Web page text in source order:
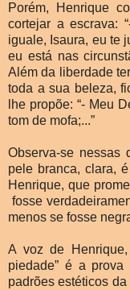
Porém, Henrique
cortejar a escrava:
iguale, Isaura, eu te
eu está nas
Além da liberdade
toda a sua beleza,
lhe propõe: “- Meu
tom de mofa;...”
Observa-se nessas
pele branca, clara,
Henrique, que
fosse
menos se fosse
A voz de
piedade” é a
padrões estéticos